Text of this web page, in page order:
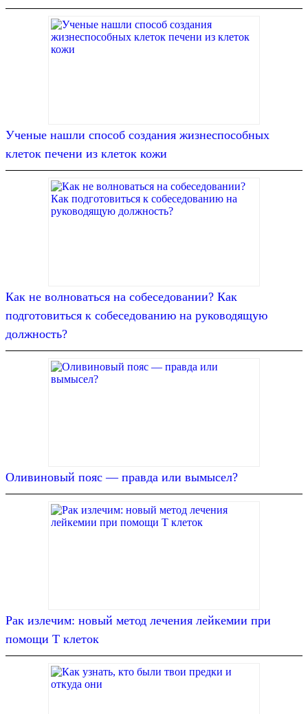
Ученые нашли способ создания жизнеспособных
клеток печени из клеток кожи
Как не волноваться на собеседовании? Как
подготовиться к собеседованию на руководящую
должность?
Оливиновый пояс — правда или вымысел?
Рак излечим: новый метод лечения лейкемии при
помощи Т клеток